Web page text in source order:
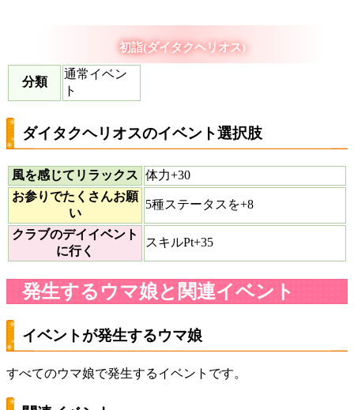
初詣(ダイタクヘリオス)
分類
通常イベン
ト
ダイタクヘリオスのイベント選択肢
風を感じてリラックス 体力+30
お参りでたくさんお願
い
5種ステータスを+8
クラブのデイイベント
に行く
スキルPt+35
発生するウマ娘と関連イベント
イベントが発生するウマ娘
すべてのウマ娘で発生するイベントです。